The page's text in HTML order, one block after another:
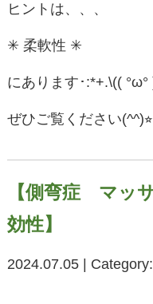
ヒントは、、、
✳︎ 柔軟性 ✳︎
にあります･:*+.\(( °ω°
ぜひご覧ください(^^)⭐︎
【側弯症 マッ
効性】
2024.07.05 | Category: